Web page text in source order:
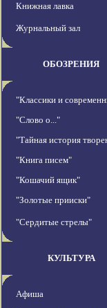
Книжная лавка
Журнальный зал
ОБОЗРЕНИЯ
"Классики и
"Слово о..."
"Тайная история
"Книга писем"
"Кошачий ящик"
"Золотые прииски"
"Сердитые стрелы"
КУЛЬТУРА
Афиша